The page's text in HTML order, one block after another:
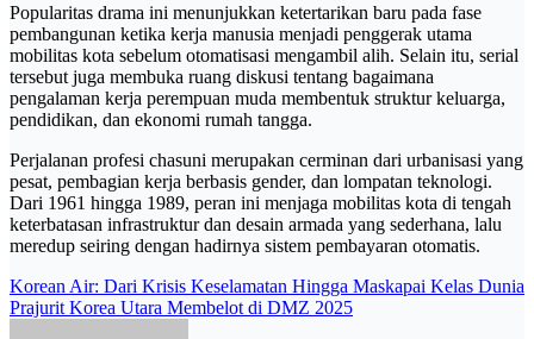
Popularitas drama ini menunjukkan ketertarikan baru pada fase
pembangunan ketika kerja manusia menjadi penggerak utama
mobilitas kota sebelum otomatisasi mengambil alih. Selain itu, serial
tersebut juga membuka ruang diskusi tentang bagaimana
pengalaman kerja perempuan muda membentuk struktur keluarga,
pendidikan, dan ekonomi rumah tangga.
Perjalanan profesi chasuni merupakan cerminan dari urbanisasi yang
pesat, pembagian kerja berbasis gender, dan lompatan teknologi.
Dari 1961 hingga 1989, peran ini menjaga mobilitas kota di tengah
keterbatasan infrastruktur dan desain armada yang sederhana, lalu
meredup seiring dengan hadirnya sistem pembayaran otomatis.
Post
navigation
Korean Air: Dari Krisis Keselamatan Hingga Maskapai Kelas Dunia
Prajurit Korea Utara Membelot di DMZ 2025